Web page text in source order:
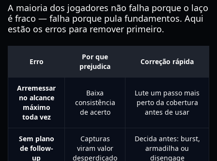
A maioria dos jogadores não falha porque o laço
é fraco — falha porque pula fundamentos. Aqui
estão os erros para remover primeiro.
Erro
Por que
prejudica
Correção rápida
Arremessar
no alcance
máximo
toda vez
Baixa
consistência
de acerto
Lute um passo mais
perto da cobertura
antes de usar
Sem plano
de follow-
up
Capturas
viram valor
desperdiçado
Decida antes: burst,
armadilha ou
disengage